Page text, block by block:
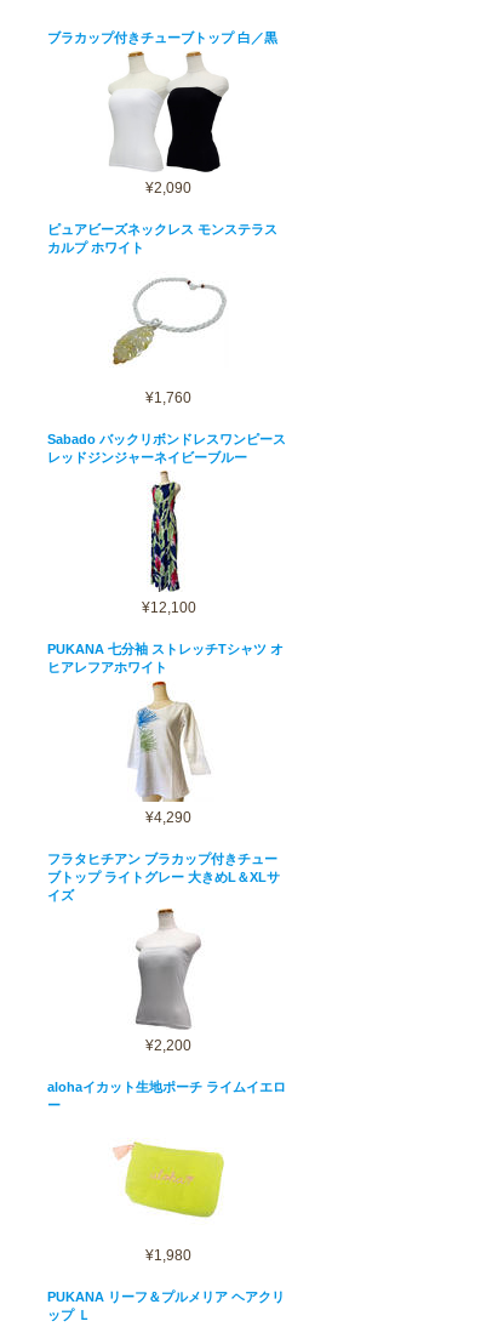
ブラカップ付きチューブトップ 白／黒
¥2,090
ピュアビーズネックレス モンステラス
カルプ ホワイト
¥1,760
Sabado バックリボンドレスワンピース
レッドジンジャーネイビーブルー
¥12,100
PUKANA 七分袖 ストレッチTシャツ オ
ヒアレフアホワイト
¥4,290
フラタヒチアン ブラカップ付きチュー
ブトップ ライトグレー 大きめL＆XLサ
イズ
¥2,200
alohaイカット生地ポーチ ライムイエロ
ー
¥1,980
PUKANA リーフ＆プルメリア ヘアクリ
ップ Ｌ